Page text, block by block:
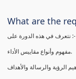
What are the
نتعرف في هذه الدورة على :-
مفهوم وأنواع مقاييس الأداء.